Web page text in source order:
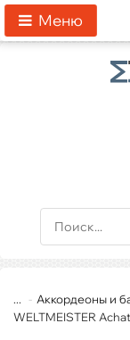
Меню
...
Аккордеоны и
WELTMEISTER